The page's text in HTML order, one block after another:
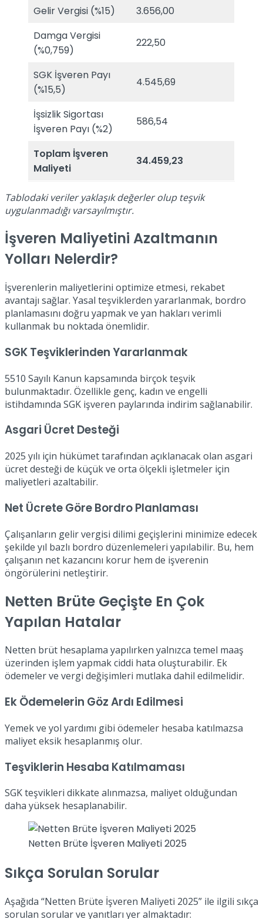
Gelir Vergisi (%15)
3.656,00
Damga Vergisi
(%0,759)
222,50
SGK İşveren Payı
(%15,5)
4.545,69
İşsizlik Sigortası
İşveren Payı (%2)
586,54
Toplam İşveren
Maliyeti
34.459,23
Tablodaki veriler yaklaşık değerler olup teşvik
uygulanmadığı varsayılmıştır.
İşveren Maliyetini Azaltmanın
Yolları Nelerdir?
İşverenlerin maliyetlerini optimize etmesi, rekabet
avantajı sağlar. Yasal teşviklerden yararlanmak, bordro
planlamasını doğru yapmak ve yan hakları verimli
kullanmak bu noktada önemlidir.
SGK Teşviklerinden Yararlanmak
5510 Sayılı Kanun kapsamında birçok teşvik
bulunmaktadır. Özellikle genç, kadın ve engelli
istihdamında SGK işveren paylarında indirim sağlanabilir.
Asgari Ücret Desteği
2025 yılı için hükümet tarafından açıklanacak olan asgari
ücret desteği de küçük ve orta ölçekli işletmeler için
maliyetleri azaltabilir.
Net Ücrete Göre Bordro Planlaması
Çalışanların gelir vergisi dilimi geçişlerini minimize edecek
şekilde yıl bazlı bordro düzenlemeleri yapılabilir. Bu, hem
çalışanın net kazancını korur hem de işverenin
öngörülerini netleştirir.
Netten Brüte Geçişte En Çok
Yapılan Hatalar
Netten brüt hesaplama yapılırken yalnızca temel maaş
üzerinden işlem yapmak ciddi hata oluşturabilir. Ek
ödemeler ve vergi değişimleri mutlaka dahil edilmelidir.
Ek Ödemelerin Göz Ardı Edilmesi
Yemek ve yol yardımı gibi ödemeler hesaba katılmazsa
maliyet eksik hesaplanmış olur.
Teşviklerin Hesaba Katılmaması
SGK teşvikleri dikkate alınmazsa, maliyet olduğundan
daha yüksek hesaplanabilir.
Netten Brüte İşveren Maliyeti 2025
Sıkça Sorulan Sorular
Aşağıda “Netten Brüte İşveren Maliyeti 2025” ile ilgili sıkça
sorulan sorular ve yanıtları yer almaktadır: